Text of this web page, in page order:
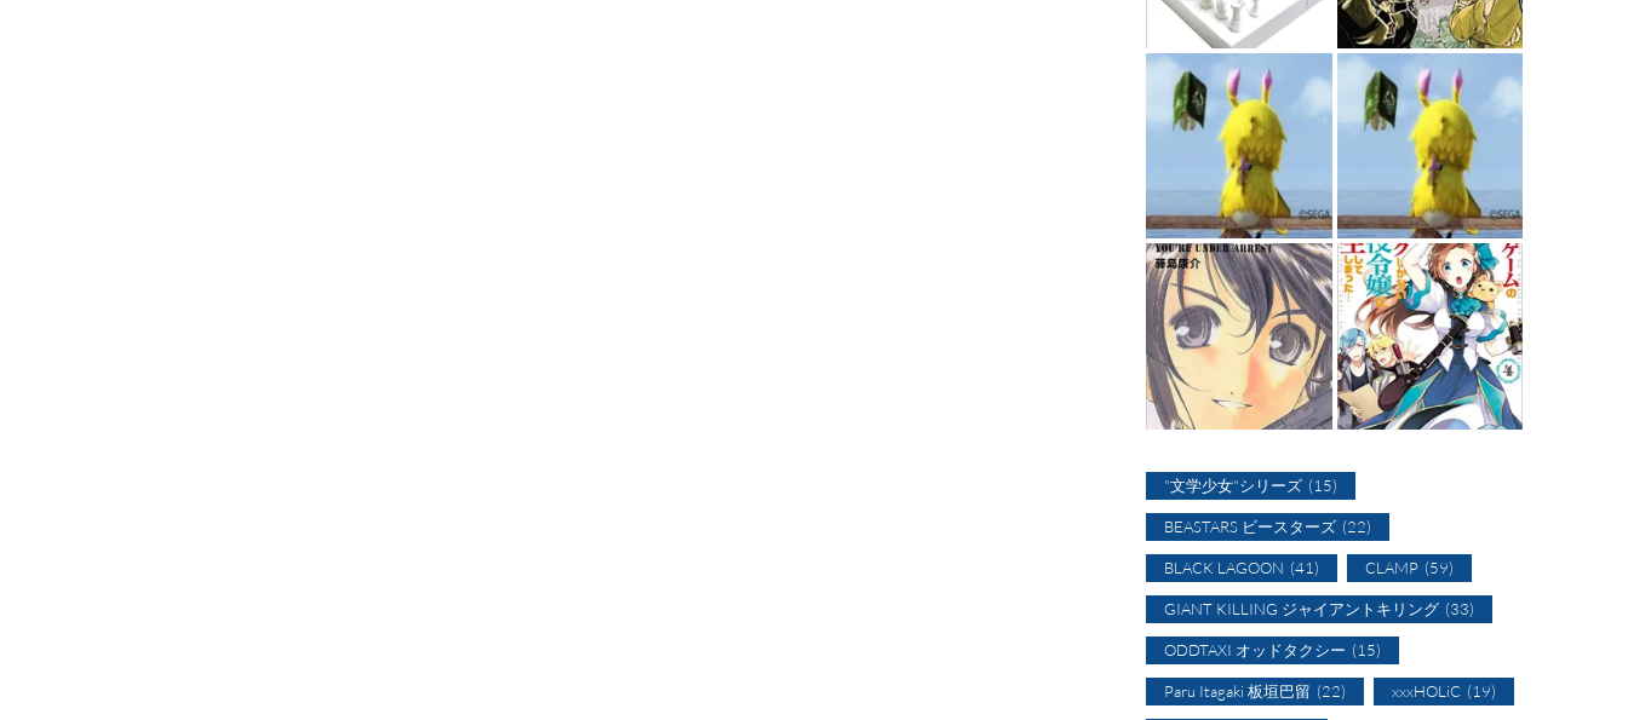
"文学少女"シリーズ (15)
BEASTARS ビースターズ (22)
BLACK LAGOON (41) CLAMP (59)
GIANT KILLING ジャイアントキリング (33)
ODDTAXI オッドタクシー (15)
Paru Itagaki 板垣巴留 (22) xxxHOLiC (19)